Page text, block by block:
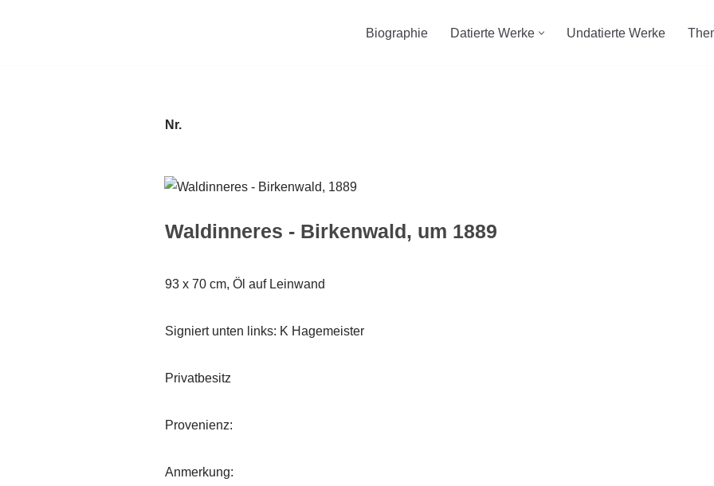
Biographie Datierte Werke Undatierte Werke
Nr.
Waldinneres - Birkenwald, um 1889
93 x 70 cm, Öl auf Leinwand
Signiert unten links: K Hagemeister
Privatbesitz
Provenienz:
Anmerkung: